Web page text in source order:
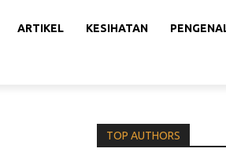
ARTIKEL KESIHATAN
TOP AUTHORS